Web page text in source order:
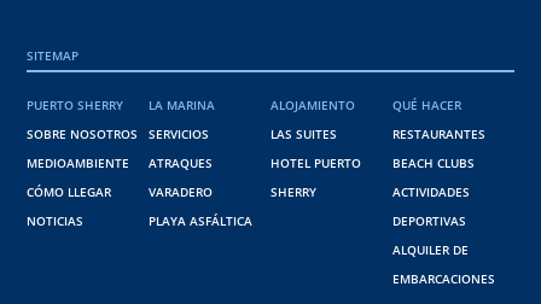
SITEMAP
PUERTO SHERRY
SOBRE NOSOTROS
MEDIOAMBIENTE
CÓMO LLEGAR
NOTICIAS
LA MARINA
SERVICIOS
ATRAQUES
VARADERO
PLAYA ASFÁLTICA
ALOJAMIENTO
LAS SUITES
HOTEL PUERTO
SHERRY
QUÉ HACER
RESTAURANTES
BEACH CLUBS
ACTIVIDADES
DEPORTIVAS
ALQUILER DE
EMBARCACIONES